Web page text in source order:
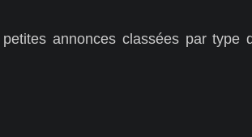
annonces classées par